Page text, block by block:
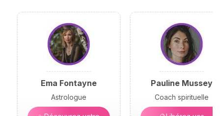
Ema Fontayne
Astrologue
Pauline Mussey
Coach spirituelle